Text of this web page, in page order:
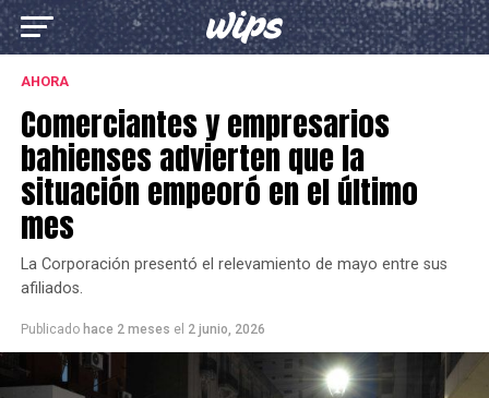
AHORA
Comerciantes y empresarios
bahienses advierten que la
situación empeoró en el último
mes
La Corporación presentó el relevamiento de mayo entre sus
afiliados.
Publicado hace 2 meses el 2 junio, 2026